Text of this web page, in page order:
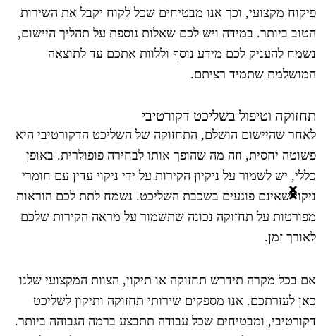
מקצועי, וכך אנו מבטיחים שכל לקוח יקבל את השירות
ביותר. במידה ויש לכם שאלות נוספת על תהליך היישום,
להעניק לכם מידע נוסף וללוות אתכם עד לתוצאה
שתמיד רציתם.
וטיפול בשליכט דקורטיבי
שהיישום הושלם, התחזוקה של השליכט הדקורטיבי היא
יחסית, וזה מה שהופך אותו לבחירה פופולרית. באופן
יש לשמור על ניקיון הקירות על ידי ניקוי עדין עם חומרי
שאינם פוגעים בשכבת השליכט. נשמח לתת לכם הוראות
על תחזוקה נכונה שתשמור על מראה הקירות שלכם
זמן.
בכל מקרה תידרש תחזוקה או תיקון, הצוות המקצועי שלנו
לעזרתכם. אנו מספקים שירותי תחזוקה ותיקון לשליכט
ומבטיחים שכל עבודה תתבצע ברמה הגבוהה ביותר.